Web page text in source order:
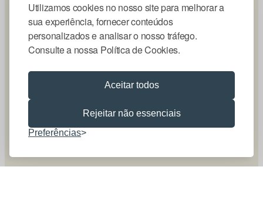
Utilizamos cookies no nosso site para melhorar a
sua experiência, fornecer conteúdos
personalizados e analisar o nosso tráfego.
Consulte a nossa Política de Cookies.
Aceitar todos
Rejeitar não essenciais
Preferências